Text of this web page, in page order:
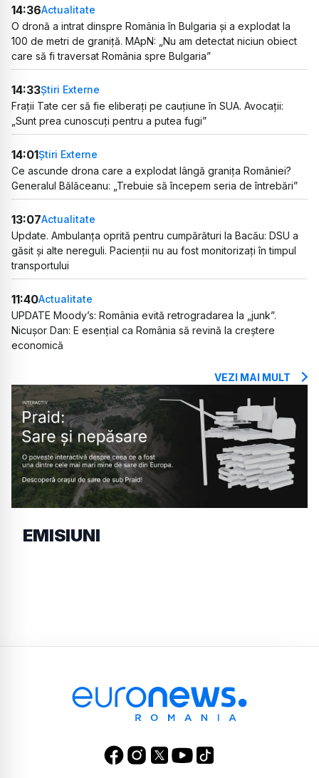
14:36Actualitate
O dronă a intrat dinspre România în Bulgaria și a explodat la
100 de metri de graniță. MApN: „Nu am detectat niciun obiect
care să fi traversat România spre Bulgaria”
14:33Știri Externe
Frații Tate cer să fie eliberați pe cauțiune în SUA. Avocații:
„Sunt prea cunoscuți pentru a putea fugi”
14:01Știri Externe
Ce ascunde drona care a explodat lângă granița României?
Generalul Bălăceanu: „Trebuie să începem seria de întrebări”
13:07Actualitate
Update. Ambulanța oprită pentru cumpărături la Bacău: DSU a
găsit și alte nereguli. Pacienții nu au fost monitorizați în timpul
transportului
11:40Actualitate
UPDATE Moody’s: România evită retrogradarea la „junk”.
Nicușor Dan: E esențial ca România să revină la creștere
economică
VEZI MAI MULT
EMISIUNI